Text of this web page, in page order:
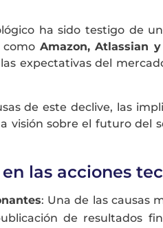
ha sido testigo de
como Amazon, Atlassian y
expectativas del
de este declive, las
visión sobre el futuro del
las acciones
: Una de las causas
de resultados